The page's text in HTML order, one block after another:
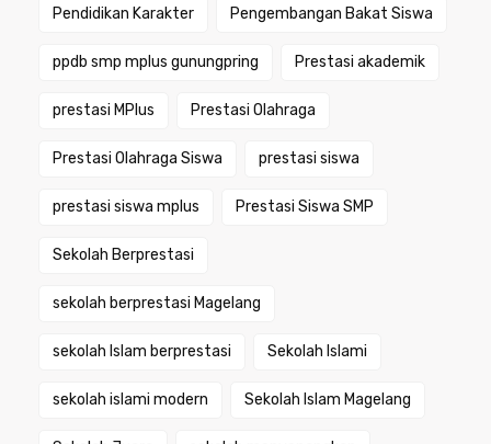
Pendidikan Karakter Pengembangan Bakat Siswa
ppdb smp mplus gunungpring Prestasi akademik
prestasi MPlus Prestasi Olahraga
Prestasi Olahraga Siswa prestasi siswa
prestasi siswa mplus Prestasi Siswa SMP
Sekolah Berprestasi
sekolah berprestasi Magelang
sekolah Islam berprestasi Sekolah Islami
sekolah islami modern Sekolah Islam Magelang